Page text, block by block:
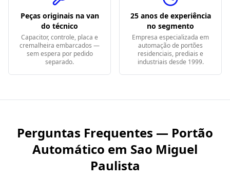
Peças originais na van
do técnico
Capacitor, controle, placa e
cremalheira embarcados —
sem espera por pedido
separado.
25 anos de experiência
no segmento
Empresa especializada em
automação de portões
residenciais, prediais e
industriais desde 1999.
Perguntas Frequentes — Portão
Automático em Sao Miguel
Paulista